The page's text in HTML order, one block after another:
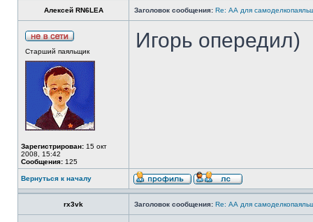
Алексей RN6LEA Заголовок сообщения: Re: АА для
Старший паяльщик
Зарегистрирован: 15 окт
2008, 15:42
Сообщения: 125
Игорь опередил)
Вернуться к началу
rx3vk Заголовок сообщения: Re: АА для